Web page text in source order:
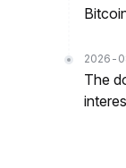
2026-
The